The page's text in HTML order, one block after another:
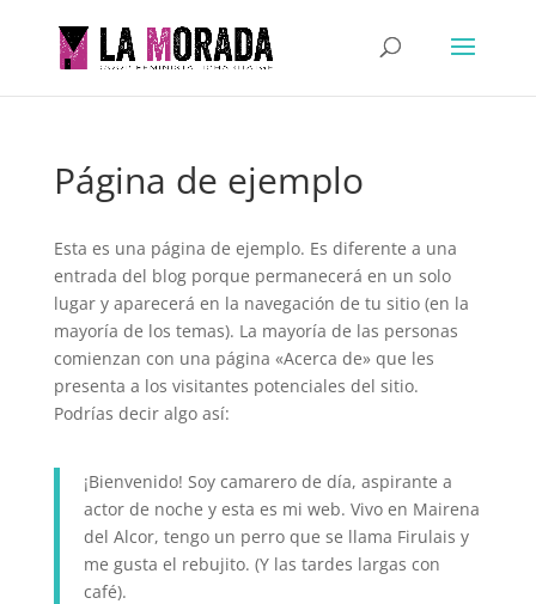
Página de ejemplo
Esta es una página de ejemplo. Es diferente a una
entrada del blog porque permanecerá en un solo
lugar y aparecerá en la navegación de tu sitio (en la
mayoría de los temas). La mayoría de las personas
comienzan con una página «Acerca de» que les
presenta a los visitantes potenciales del sitio.
Podrías decir algo así:
¡Bienvenido! Soy camarero de día, aspirante a
actor de noche y esta es mi web. Vivo en Mairena
del Alcor, tengo un perro que se llama Firulais y
me gusta el rebujito. (Y las tardes largas con
café).